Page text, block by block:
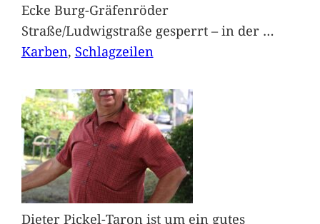
Ecke Burg-Gräfenröder
Straße/Ludwigstraße gesperrt – in der …
Karben, Schlagzeilen
Dieter Pickel-Taron ist um ein gutes